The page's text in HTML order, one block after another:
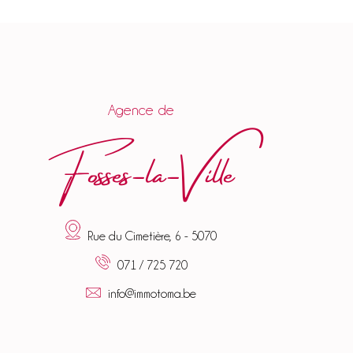
Agence de
Fosses-la-Ville
Rue du Cimetière, 6 - 5070
071 / 725 720
info@immotoma.be